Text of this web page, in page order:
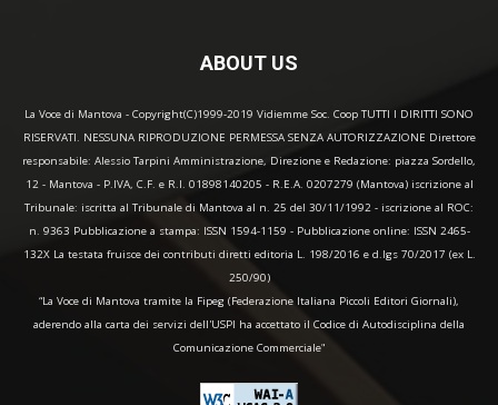
ABOUT US
La Voce di Mantova - Copyright(C)1999-2019 Vidiemme Soc. Coop TUTTI I DIRITTI SONO
RISERVATI. NESSUNA RIPRODUZIONE PERMESSA SENZA AUTORIZZAZIONE Direttore
responsabile: Alessio Tarpini Amministrazione, Direzione e Redazione: piazza Sordello,
12 - Mantova - P.IVA, C.F. e R.I. 01898140205 - R.E.A. 0207279 (Mantova) iscrizione al
Tribunale: iscritta al Tribunale di Mantova al n. 25 del 30/11/1992 - iscrizione al ROC:
n. 9363 Pubblicazione a stampa: ISSN 1594-1159 - Pubblicazione online: ISSN 2465-
132X La testata fruisce dei contributi diretti editoria L. 198/2016 e d.lgs 70/2017 (ex L.
250/90)
“La Voce di Mantova tramite la Fipeg (Federazione Italiana Piccoli Editori Giornali),
aderendo alla carta dei servizi dell'USPI ha accettato il Codice di Autodisciplina della
Comunicazione Commerciale"